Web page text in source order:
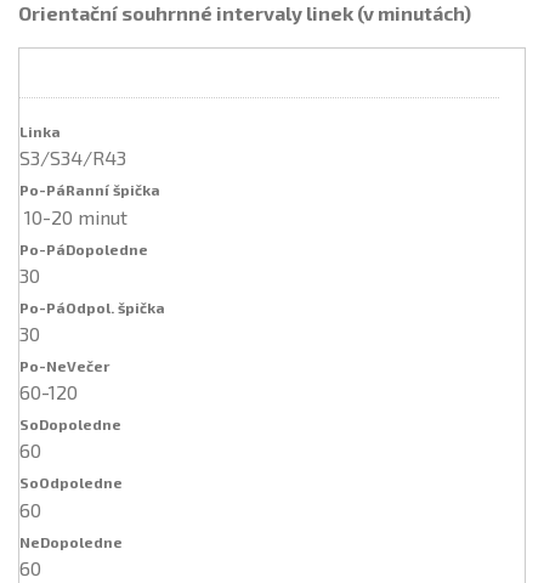
Orientační souhrnné intervaly linek (v minutách)
S3/S34/R43
10-20 minut
30
30
60-120
60
60
60